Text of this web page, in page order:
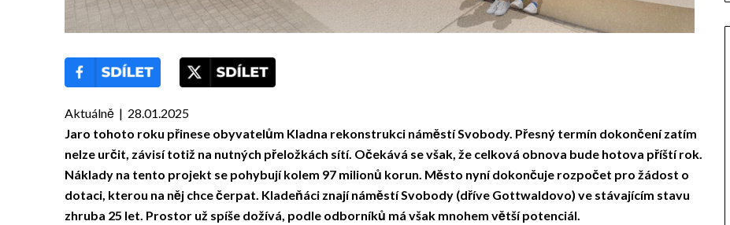
Aktuálně | 28.01.2025
Jaro tohoto roku přinese obyvatelům Kladna rekonstrukci náměstí Svobody. Přesný termín dokončení zatím
nelze určit, závisí totiž na nutných přeložkách sítí. Očekává se však, že celková obnova bude hotova příští rok.
Náklady na tento projekt se pohybují kolem 97 milionů korun. Město nyní dokončuje rozpočet pro žádost o
dotaci, kterou na něj chce čerpat. Kladeňáci znají náměstí Svobody (dříve Gottwaldovo) ve stávajícím stavu
zhruba 25 let. Prostor už spíše dožívá, podle odborníků má však mnohem větší potenciál.